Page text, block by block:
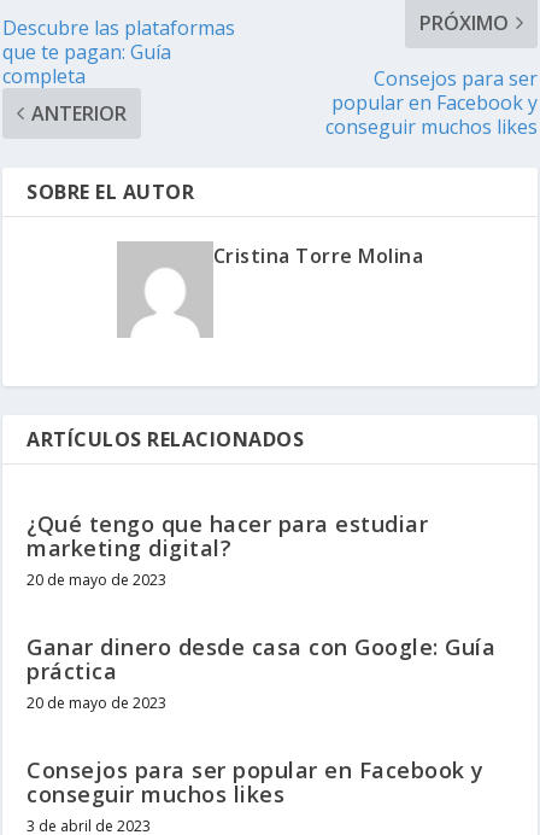
Descubre las plataformas
que te pagan: Guía
completa
ANTERIOR
PRÓXIMO
Consejos para ser
popular en Facebook y
conseguir muchos likes
SOBRE EL AUTOR
Cristina Torre Molina
ARTÍCULOS RELACIONADOS
¿Qué tengo que hacer para estudiar
marketing digital?
20 de mayo de 2023
Ganar dinero desde casa con Google: Guía
práctica
20 de mayo de 2023
Consejos para ser popular en Facebook y
conseguir muchos likes
3 de abril de 2023